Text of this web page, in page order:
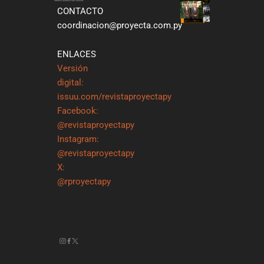
CONTACTO
coordinacion@proyecta.com.py
ENLACES
Versión
digital:
issuu.com/revistaproyectapy
Facebook:
@revistaproyectapy
Instagram:
@revistaproyectapy
X:
@rproyectapy